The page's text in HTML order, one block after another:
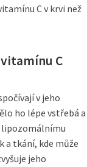
C v krvi než
C
v jeho
ho lépe vstřebá a
lipozomálnímu
a tkání, kde může
jeho